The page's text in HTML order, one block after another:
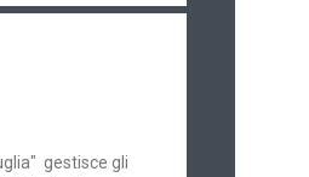
gestisce gli